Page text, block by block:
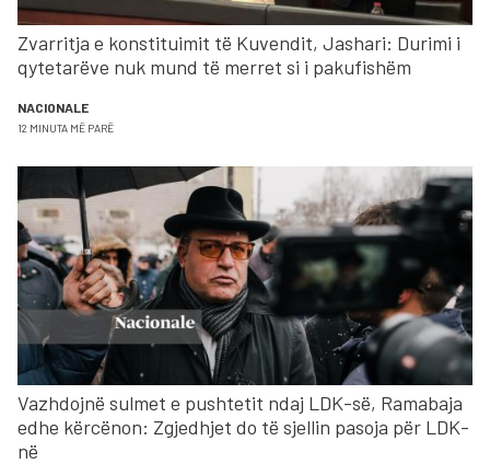
Zvarritja e konstituimit të Kuvendit, Jashari: Durimi i
qytetarëve nuk mund të merret si i pakufishëm
NACIONALE
12 MINUTA MË PARË
Vazhdojnë sulmet e pushtetit ndaj LDK-së, Ramabaja
edhe kërcënon: Zgjedhjet do të sjellin pasoja për LDK-
në